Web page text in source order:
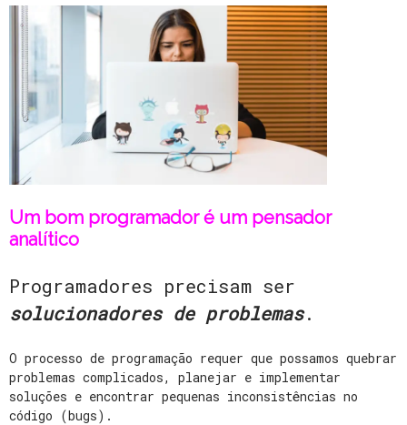
Um bom programador é um pensador
analítico
Programadores precisam ser
solucionadores de problemas.
O processo de programação requer que possamos quebrar
problemas complicados, planejar e implementar
soluções e encontrar pequenas inconsistências no
código (bugs).